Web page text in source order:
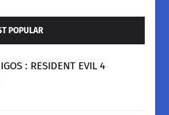
POPULAR
: RESIDENT EVIL 4